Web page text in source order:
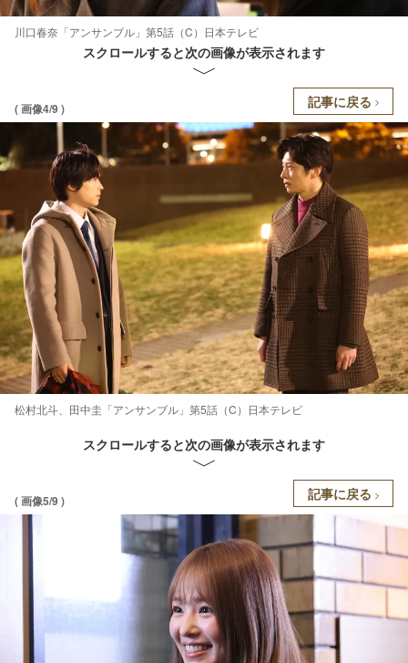
川口春奈「アンサンブル」第5話（C）日本テレビ
スクロールすると次の画像が表示されます
( 画像4/9 ) 記事に戻る
松村北斗、田中圭「アンサンブル」第5話（C）日本テレビ
スクロールすると次の画像が表示されます
( 画像5/9 ) 記事に戻る